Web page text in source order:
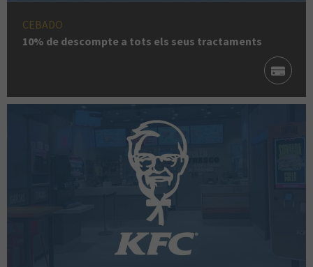
CEBADO
10% de descompte a tots els seus tractaments